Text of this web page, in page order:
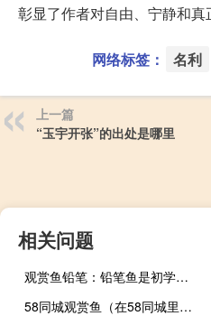
彰显了作者对自由、宁静和真
网络标签： 名利
上一篇
“玉宇开张”的出处是哪里
相关问题
观赏鱼铅笔：铅笔鱼是初学者比较容易饲养的观赏鱼
58同城观赏鱼（在58同城里在线购买观赏鱼靠谱吗？）